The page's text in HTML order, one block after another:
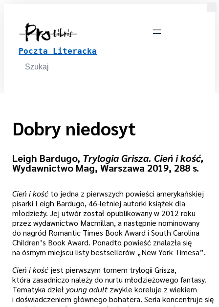
Poczta Literacka
Search
for:
Dobry niedosyt
Leigh Bardugo, Trylogia Grisza. Cień i kość,
Wydawnictwo Mag, Warszawa 2019, 288 s.
Cień i kość to jedna z pierwszych powieści amerykańskiej
pisarki Leigh Bardugo, 46-letniej autorki książek dla
młodzieży. Jej utwór został opublikowany w 2012 roku
przez wydawnictwo Macmillan, a następnie nominowany
do nagród Romantic Times Book Award i South Carolina
Children’s Book Award. Ponadto powieść znalazła się
na ósmym miejscu listy bestsellerów „New York Timesa”.
Cień i kość jest pierwszym tomem trylogii Grisza,
która zasadniczo należy do nurtu młodzieżowego fantasy.
Tematyka dzieł young adult zwykle koreluje z wiekiem
i doświadczeniem głównego bohatera. Seria koncentruje się